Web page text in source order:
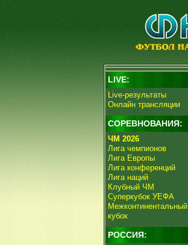
LIVE:
Live-результаты
Онлайн трансляции
СОРЕВНОВАНИЯ:
ЧМ 2026
Лига чемпионов
Лига Европы
Лига конференций
Лига наций
Клубный ЧМ
Суперкубок УЕФА
Межконтинентальный
кубок
РОССИЯ: